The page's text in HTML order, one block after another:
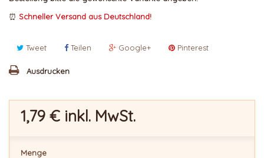
⏰ Schneller Versand aus Deutschland!
Tweet Teilen Google+ Pinterest
Ausdrucken
1,79 € inkl. MwSt.
Menge